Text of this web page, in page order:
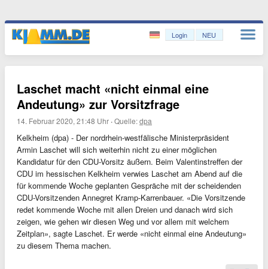
Login NEU
Laschet macht «nicht einmal eine
Andeutung» zur Vorsitzfrage
14. Februar 2020, 21:48 Uhr ·Quelle:dpa
Kelkheim (dpa) - Der nordrhein-westfälische Ministerpräsident
Armin Laschet will sich weiterhin nicht zu einer möglichen
Kandidatur für den CDU-Vorsitz äußern. Beim Valentinstreffen der
CDU im hessischen Kelkheim verwies Laschet am Abend auf die
für kommende Woche geplanten Gespräche mit der scheidenden
CDU-Vorsitzenden Annegret Kramp-Karrenbauer. «Die Vorsitzende
redet kommende Woche mit allen Dreien und danach wird sich
zeigen, wie gehen wir diesen Weg und vor allem mit welchem
Zeitplan», sagte Laschet. Er werde «nicht einmal eine Andeutung»
zu diesem Thema machen.